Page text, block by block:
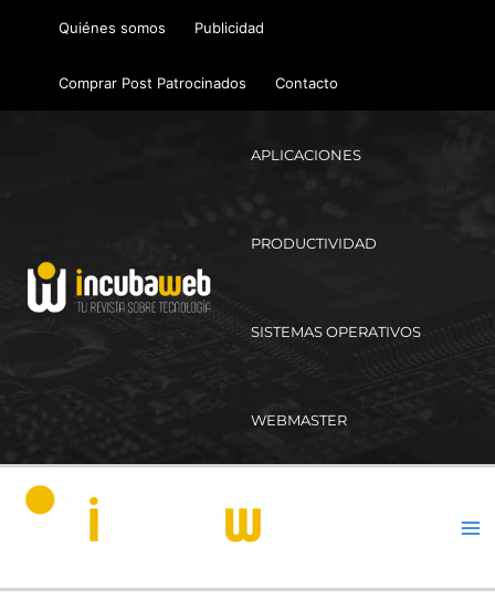
Quiénes somos Publicidad
Comprar Post Patrocinados Contacto
APLICACIONES
PRODUCTIVIDAD
SISTEMAS OPERATIVOS
WEBMASTER